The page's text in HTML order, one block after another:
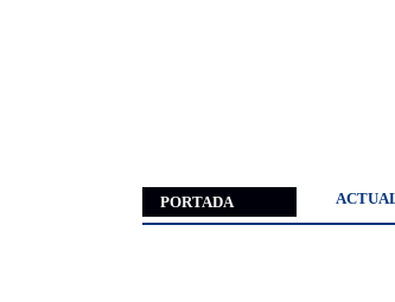
PORTADA